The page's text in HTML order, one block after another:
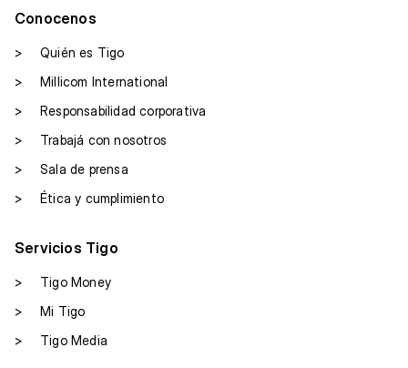
Conocenos
>
Quién es Tigo
>
Millicom International
>
Responsabilidad corporativa
>
Trabajá con nosotros
>
Sala de prensa
>
Ética y cumplimiento
Servicios Tigo
>
Tigo Money
>
Mi Tigo
>
Tigo Media